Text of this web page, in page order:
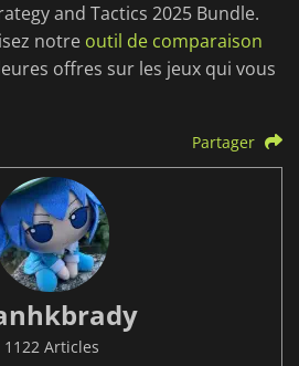
and Tactics 2025 Bundle.
notre outil de comparaison
offres sur les jeux qui vous
Partager
1122 Articles